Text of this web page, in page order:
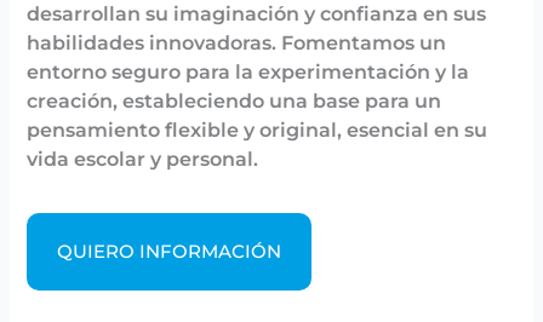
desarrollan su imaginación y confianza en sus
habilidades innovadoras. Fomentamos un
entorno seguro para la experimentación y la
creación, estableciendo una base para un
pensamiento flexible y original, esencial en su
vida escolar y personal.
QUIERO INFORMACIÓN